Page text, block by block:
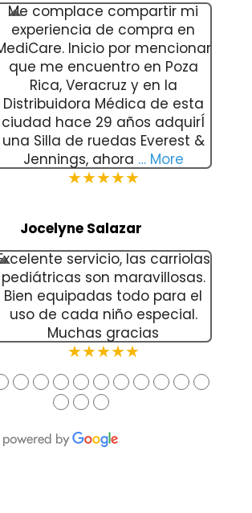
Me complace compartir mi
experiencia de compra en
Inicio por mencionar
que me encuentro en Poza
Rica, Veracruz y en la
Distribuidora Médica de esta
ciudad hace 29 años adquirÍ
una Silla de ruedas Everest &
Jennings, ahora … More
★★★★★
Jocelyne Salazar
servicio, las carriolas
pediátricas son maravillosas.
Bien equipadas todo para el
uso de cada niño especial.
Muchas gracias
★★★★★
●●●●●●●●●●
●●●